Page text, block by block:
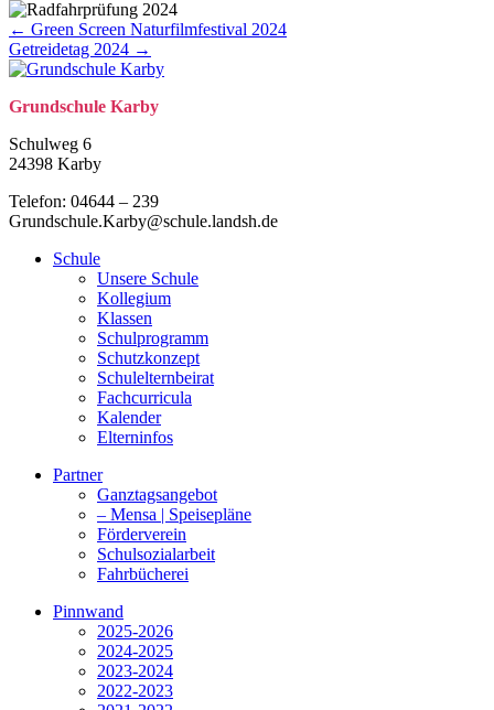
Posts
navigation
← Green Screen Naturfilmfestival 2024
Getreidetag 2024 →
Grund­schule Karby
Schulweg 6
24398 Karby
Telefon: 04644 – 239
Grundschule.Karby@schule.landsh.de
Schule
Unsere Schule
Kollegium
Klassen
Schulprogramm
Schutzkonzept
Schulelternbeirat
Fachcurricula
Kalender
Elterninfos
Partner
Ganztagsangebot
– Mensa | Speisepläne
Förderverein
Schulsozialarbeit
Fahrbücherei
Pinnwand
2025-2026
2024-2025
2023-2024
2022-2023